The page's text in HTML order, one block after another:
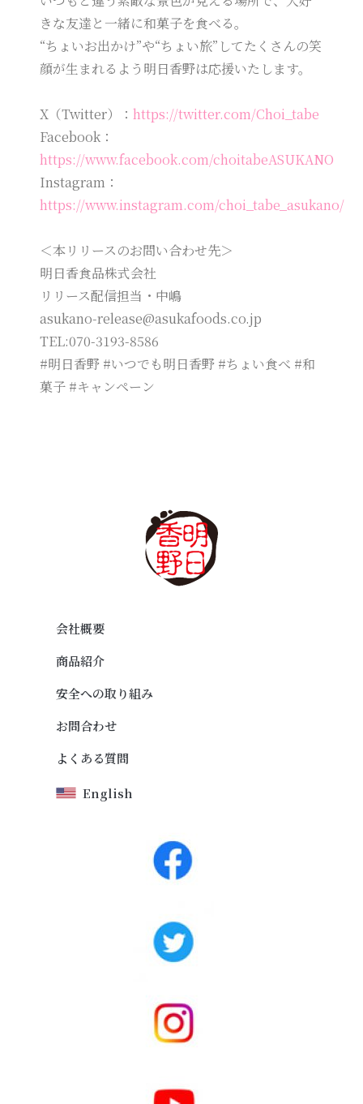
きな友達と一緒に和菓子を食べる。
“ちょいお出かけ”や“ちょい旅”してたくさんの笑
顔が生まれるよう明日香野は応援いたします。
X（Twitter）： https://twitter.com/Choi_tabe
Facebook：
https://www.facebook.com/choitabeASUKANO
Instagram：
https://www.instagram.com/choi_tabe_asukano/
＜本リリースのお問い合わせ先＞
明日香食品株式会社
リリース配信担当・中嶋
asukano-release@asukafoods.co.jp
TEL:070-3193-8586
#明日香野 #いつでも明日香野 #ちょい食べ #和
菓子 #キャンペーン
会社概要
商品紹介
安全への取り組み
お問合わせ
よくある質問
English